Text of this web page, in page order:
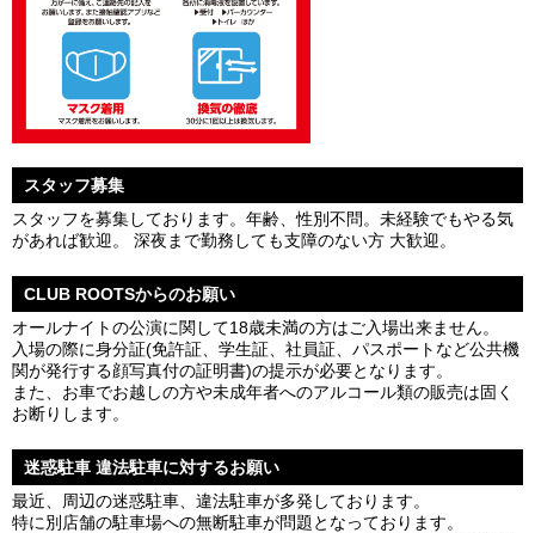
スタッフ募集
スタッフを募集しております。年齢、性別不問。未経験でもやる気
があれば歓迎。 深夜まで勤務しても支障のない方 大歓迎。
CLUB ROOTSからのお願い
オールナイトの公演に関して18歳未満の方はご入場出来ません。
入場の際に身分証(免許証、学生証、社員証、パスポートなど公共機
関が発行する顔写真付の証明書)の提示が必要となります。
また、お車でお越しの方や未成年者へのアルコール類の販売は固く
お断りします。
迷惑駐車 違法駐車に対するお願い
最近、周辺の迷惑駐車、違法駐車が多発しております。
特に別店舗の駐車場への無断駐車が問題となっております。